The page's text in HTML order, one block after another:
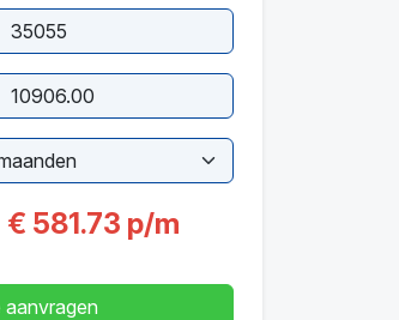
€ 581.73 p/m